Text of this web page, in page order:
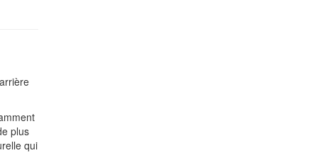
plus
qui